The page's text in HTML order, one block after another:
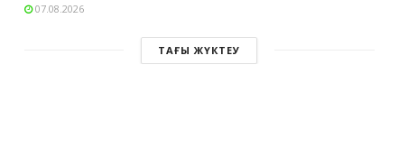
07.08.2026
ТАҒЫ ЖҮКТЕУ